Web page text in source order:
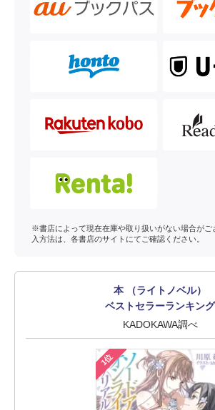
※書店によって現在在庫や取り扱いがない場合がご
入方法は、各書店のサイトにてご確認ください。
本 （ライトノベル）
ベストセラーランキング
KADOKAWA調べ
1位